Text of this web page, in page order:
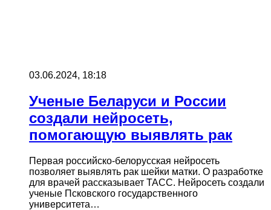
03.06.2024, 18:18
Ученые Беларуси и России
создали нейросеть,
помогающую выявлять рак
Первая российско-белорусская нейросеть
позволяет выявлять рак шейки матки. О разработке
для врачей рассказывает ТАСС. Нейросеть создали
ученые Псковского государственного
университета…